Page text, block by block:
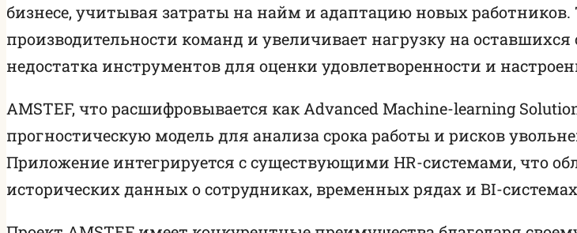
бизнесе, учитывая затраты на найм и адаптацию новых работников.
производительности команд и увеличивает нагрузку на
недостатка инструментов для оценки удовлетворенности и
AMSTEF, что расшифровывается как Advanced Machine-learning
прогностическую модель для анализа срока работы и рисков
Приложение интегрируется с существующими HR-системами, что
исторических данных о сотрудниках, временных рядах и BI-